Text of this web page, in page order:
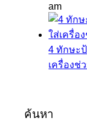
am
4 ทักษะ
เครื่องช่
ค้นหา